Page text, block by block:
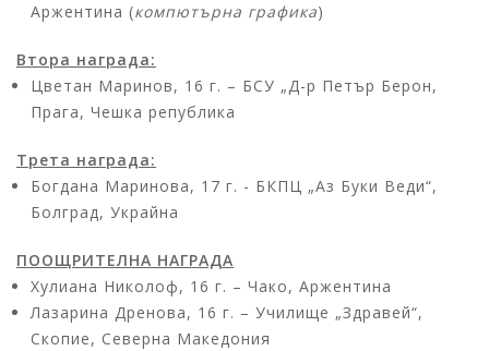
Аржентина (компютърна графика)
Втора награда:
Цветан Маринов, 16 г. – БСУ „Д-р Петър Берон,
Прага, Чешка република
Трета награда:
Богдана Маринова, 17 г. - БКПЦ „Аз Буки Веди“,
Болград, Украйна
ПООЩРИТЕЛНА НАГРАДА
Хулиана Николоф, 16 г. – Чако, Аржентина
Лазарина Дренова, 16 г. – Училище „Здравей“,
Скопие, Северна Македония